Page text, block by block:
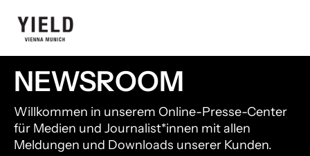
NEWSROOM
Willkommen in unserem Online-Presse-Center
für Medien und Journalist*innen mit allen
Meldungen und Downloads unserer Kunden.